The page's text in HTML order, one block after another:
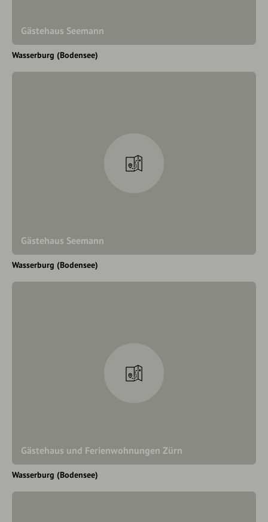
Gästehaus Seemann
Wasserburg (Bodensee)
Gästehaus Seemann
Wasserburg (Bodensee)
Gästehaus und Ferienwohnungen Zürn
Wasserburg (Bodensee)